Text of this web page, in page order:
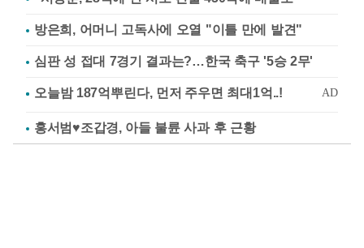
방은희, 어머니 고독사에 오열 "이틀 만에 발견"
심판 성 접대 7경기 결과는?…한국 축구 '5승 2무'
홍서범♥조갑경, 아들 불륜 사과 후 근황